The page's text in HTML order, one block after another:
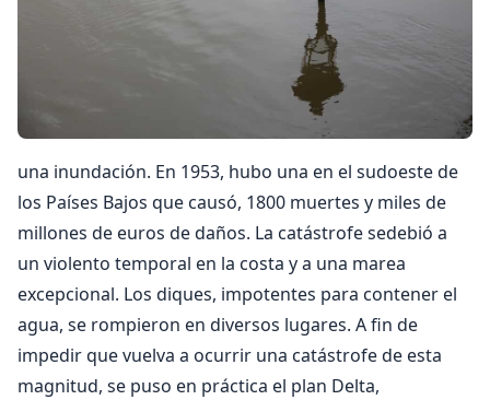
una inundación. En 1953, hubo una en el sudoeste de
los Países Bajos que causó, 1800 muertes y miles de
millones de euros de daños. La catástrofe sedebió a
un violento temporal en la costa y a una marea
excepcional. Los diques, impotentes para contener el
agua, se rompieron en diversos lugares. A fin de
impedir que vuelva a ocurrir una catástrofe de esta
magnitud, se puso en práctica el plan Delta,